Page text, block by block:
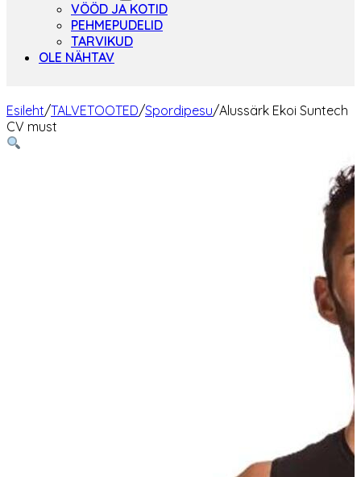
VÖÖD JA KOTID
PEHMEPUDELID
TARVIKUD
OLE NÄHTAV
Esileht/TALVETOOTED/Spordipesu/Alussärk Ekoi Suntech
CV must